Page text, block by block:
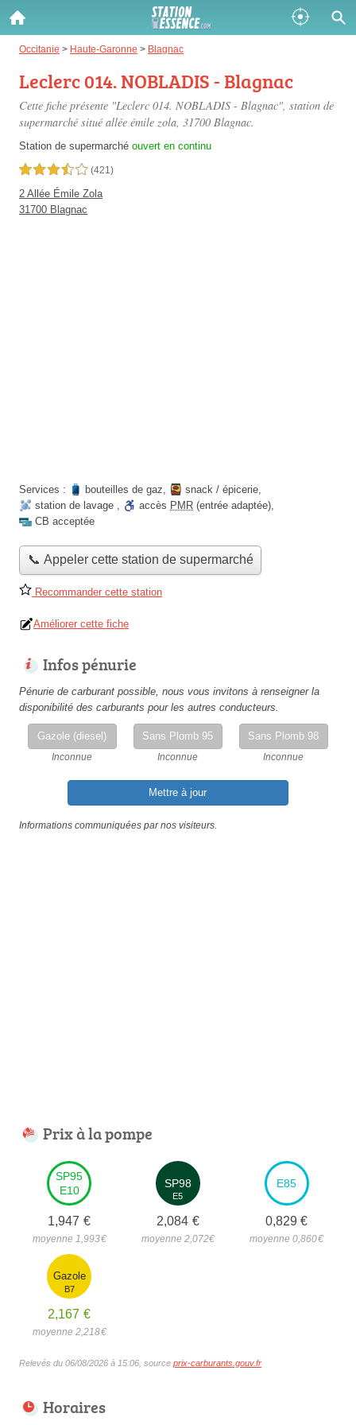
Occitanie > Haute-Garonne > Blagnac
Leclerc 014. NOBLADIS - Blagnac
Cette fiche présente "Leclerc 014. NOBLADIS - Blagnac", station de
supermarché situé allée émile zola, 31700 Blagnac.
Station de supermarché ouvert en continu
3,5 étoiles sur 5 (421)
2 Allée Émile Zola
31700 Blagnac
Services : bouteilles de gaz, snack / épicerie,
station de lavage , accès PMR (entrée adaptée),
CB acceptée
📞 Appeler cette station de supermarché
Recommander cette station
Améliorer cette fiche
Infos pénurie
Pénurie de carburant possible, nous vous invitons à renseigner la
disponibilité des carburants pour les autres conducteurs.
Gazole (diesel)
Inconnue
Sans Plomb 95
Inconnue
Sans Plomb 98
Inconnue
Mettre à jour
Informations communiquées par nos visiteurs.
Prix à la pompe
SP95
E10
1,947 €
moyenne 1,993€
SP98
E5
2,084 €
moyenne 2,072€
E85
0,829 €
moyenne 0,860€
Gazole
B7
2,167 €
moyenne 2,218€
Relevés du 06/08/2026 à 15:06, source prix-carburants.gouv.fr
Horaires
Gazole :
Disponible Épuisé
SP 98 :
Disponible
SP 95 :
Disponible